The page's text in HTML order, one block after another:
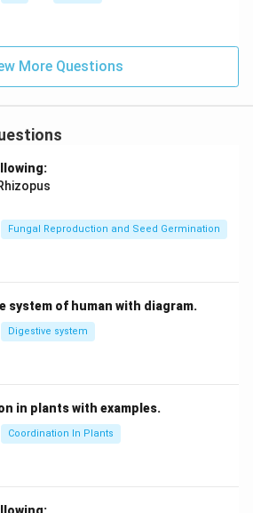
More Questions
Fungal Reproduction and Seed Germination
system of human with diagram.
Digestive system
in plants with examples.
Coordination In Plants